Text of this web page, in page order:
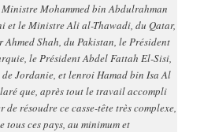
Mohammed bin Abdulrahman
et le Ministre Ali al-Thawadi, du Qatar,
Shah, du Pakistan, le Président
le Président Abdel Fattah El-Sisi,
Jordanie, et lenroi Hamad bin Isa Al
que, après tout le travail accompli
résoudre ce casse-tête très complexe,
ces pays, au minimum et